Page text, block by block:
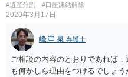
#遺産分割 #口座凍結解除
2020年3月17日
峰岸 泉 弁護士
ご相談の内容のとおりであれば
も何かしら理由をつけるでしょ